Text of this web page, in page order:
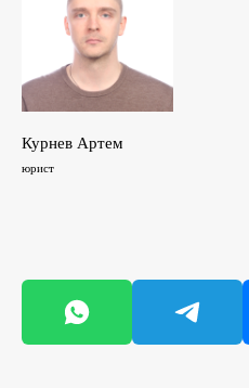
Курнев Артем
юрист